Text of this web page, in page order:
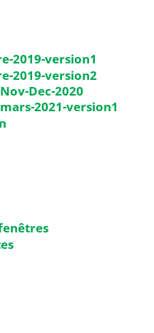
2019-version1
2019-version2
Dec-2020
2021-version1